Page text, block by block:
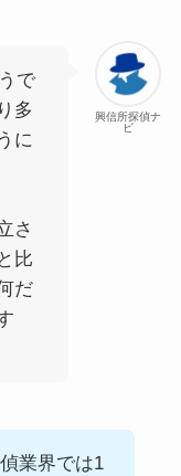
興信所探偵ナ
ビ
で
多
に
さ
比
だ
業界では1